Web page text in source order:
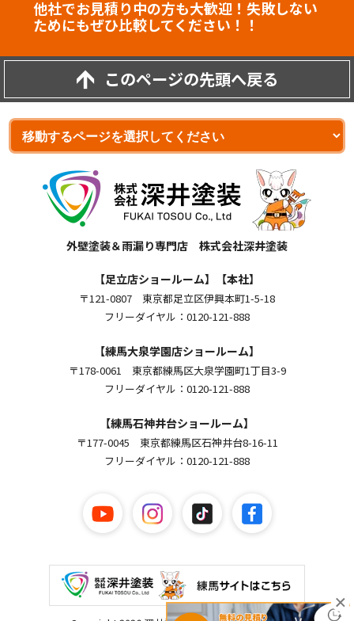
他社でお見積り中の方も大歓迎！失敗しない
ためにもぜひ比較してください！！
このページの先頭へ戻る
外壁塗装＆雨漏り専門店 株式会社深井塗装
【足立店ショールーム】【本社】
〒121-0807 東京都足立区伊興本町1-5-18
フリーダイヤル：0120-121-888
【練馬大泉学園店ショールーム】
〒178-0061 東京都練馬区大泉学園町1丁目3-9
フリーダイヤル：0120-121-888
【練馬石神井台ショールーム】
〒177-0045 東京都練馬区石神井台8-16-11
フリーダイヤル：0120-121-888